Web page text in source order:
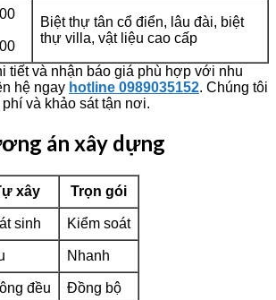
Biệt thự tân cổ điển, lâu đài, biệt
thự villa, vật liệu cao cấp
tiết và nhận báo giá phù hợp với nhu
hệ ngay hotline 0989035152. Chúng tôi
và khảo sát tận nơi.
án xây dựng
xây Trọn gói
sinh Kiểm soát
Nhanh
đều Đồng bộ